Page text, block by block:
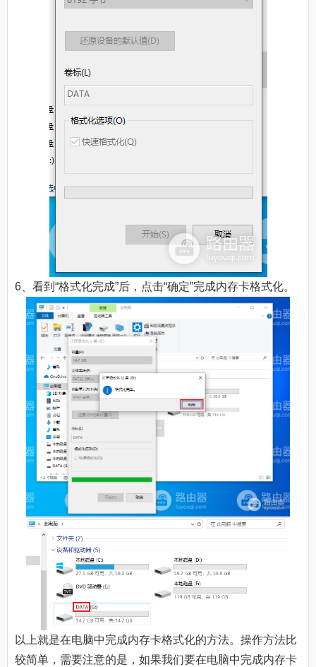
6、看到“格式化完成”后，点击“确定”完成内存卡格式化。
以上就是在电脑中完成内存卡格式化的方法。操作方法比
较简单，需要注意的是，如果我们要在电脑中完成内存卡